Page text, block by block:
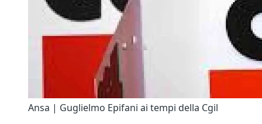
Ansa | Guglielmo Epifani ai tempi della Cgil